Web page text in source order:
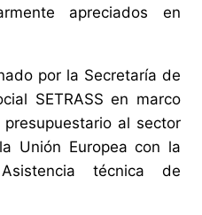
apreciados en
por la Secretaría de
SETRASS en marco
al sector
Unión Europea con la
técnica de